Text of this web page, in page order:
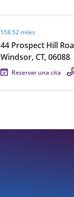
558.52 miles
44 Prospect Hill
Windsor, CT, 06088
Reservar una cita